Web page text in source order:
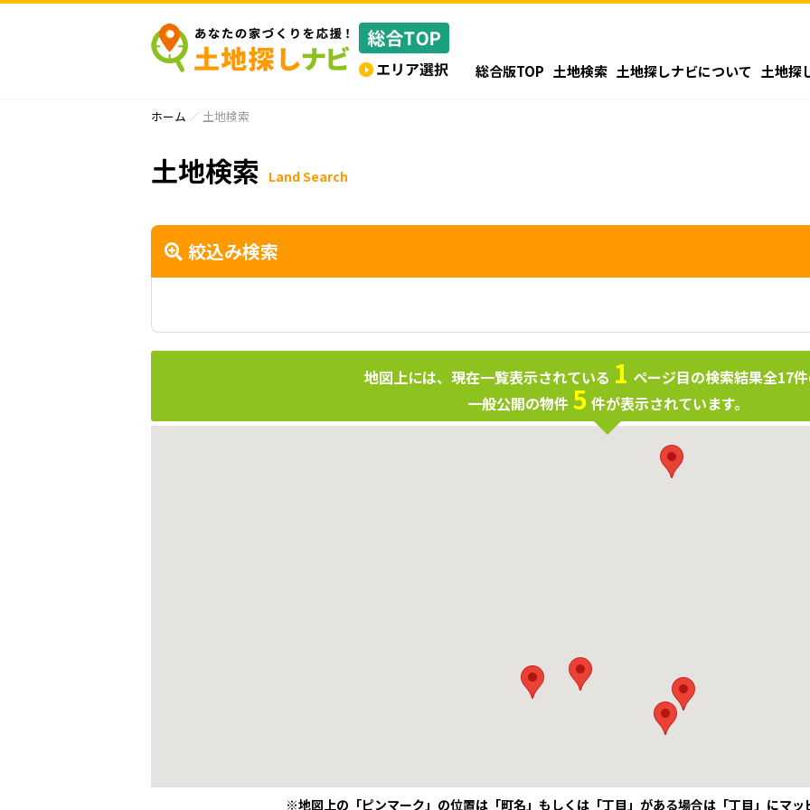
総合版TOP 土地検索 土地探しナビについて 土地探
ホーム 土地検索
土地検索 Land Search
絞込み検索
地図上には、現在一覧表示されている 1 ページ目の検索結果全17
一般公開の物件 5 件が表示されています。
※地図上の「ピンマーク」の位置は「町名」もしくは「丁目」がある場合は「丁目」にマッ